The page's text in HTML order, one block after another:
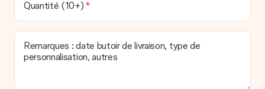
Quantité (10+)
Remarques : date butoir de livraison, type de
personnalisation, autres